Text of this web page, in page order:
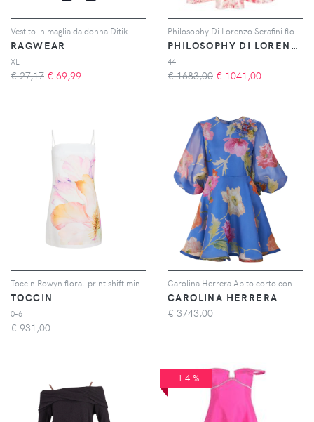
Vestito in maglia da donna Ditik
RAGWEAR
XL
€ 27,17 € 69,99
PHILOSOPHY DI LORENZO SERAFINI
44
€ 1683,00 € 1041,00
TOCCIN
0-6
€ 931,00
CAROLINA HERRERA
€ 3743,00
-14%